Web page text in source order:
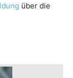
über die